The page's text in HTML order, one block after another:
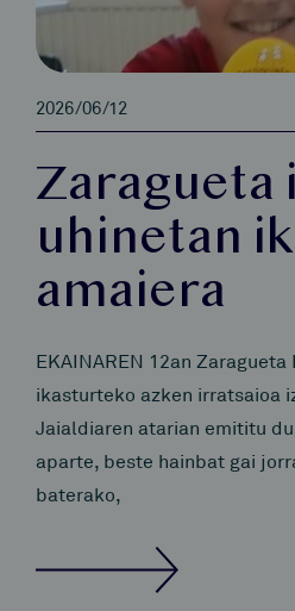
2026/06/12
uhinetan
amaiera
EKAINAREN 12an
ikasturteko azken irratsaioa
Jaialdiaren atarian emititu
aparte, beste hainbat gai
baterako,